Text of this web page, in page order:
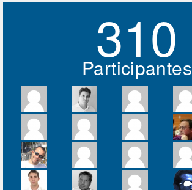
310
Participantes